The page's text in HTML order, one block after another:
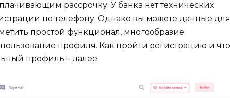
рассрочку. У банка нет технических
по телефону. Однако вы можете данные для
простой функционал, многообразие
профиля. Как пройти регистрацию и что
профиль – далее.